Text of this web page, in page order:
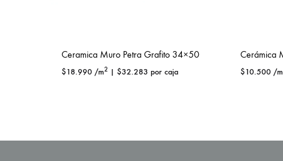
Ceramica Muro Petra Grafito 34×50
$18.990/m2| $32.283 por caja
Cerámica
$10.500 /m